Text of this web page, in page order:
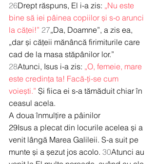
26Drept răspuns, El i-a zis: „Nu este
bine să iei pâinea copiilor și s-o arunci
la căței!” 27„Da, Doamne”, a zis ea,
„dar și cățeii mănâncă firimiturile care
cad de la masa stăpânilor lor.”
28Atunci, Isus i-a zis: „O, femeie, mare
este credința ta! Facă-ți-se cum
voiești.” Și fiica ei s-a tămăduit chiar în
ceasul acela.
A doua înmulțire a pâinilor
29Isus a plecat din locurile acelea și a
venit lângă Marea Galileii. S-a suit pe
munte și a șezut jos acolo. 30Atunci au